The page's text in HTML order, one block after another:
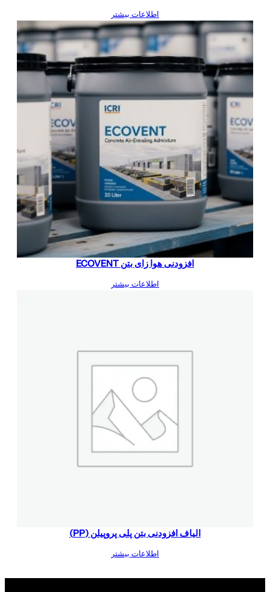
اطلاعات بیشتر
افزودنی هوا زای بتن ECOVENT
اطلاعات بیشتر
الیاف افزودنی بتن پلی پروپیلن (PP)
اطلاعات بیشتر